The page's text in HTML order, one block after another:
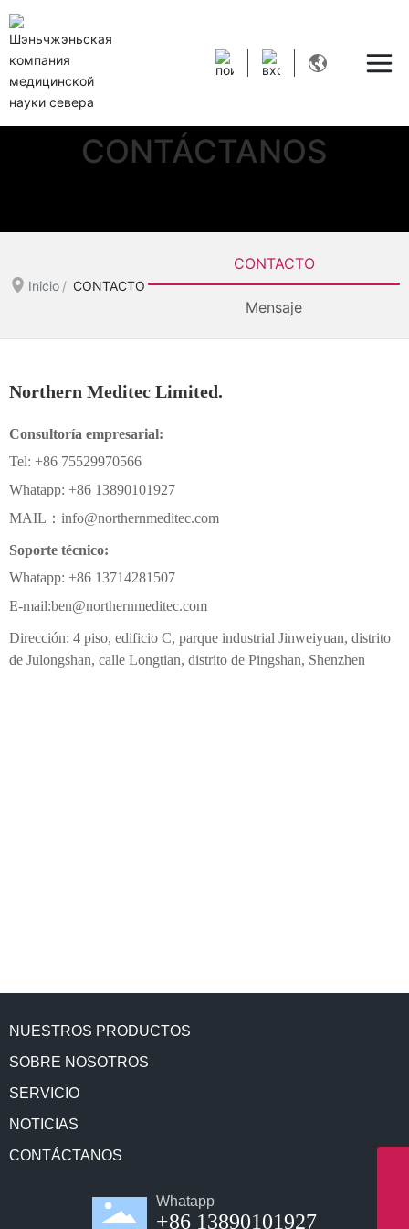
CONTÁCTANOS
Inicio CONTACTO
CONTACTO
Mensaje
Northern Meditec Limited.
Consultoría empresarial:
Tel: +86 75529970566
Whatapp: +86 13890101927
MAIL：info@northernmeditec.com
Soporte técnico:
Whatapp: +86 13714281507
E-mail:ben@northernmeditec.com
Dirección: 4 piso, edificio C, parque industrial Jinweiyuan, distrito
de Julongshan, calle Longtian, distrito de Pingshan, Shenzhen
NUESTROS PRODUCTOS
SOBRE NOSOTROS
SERVICIO
NOTICIAS
CONTÁCTANOS
Whatapp
+86 13890101927
Correo electrónico
info@northernmeditec.com